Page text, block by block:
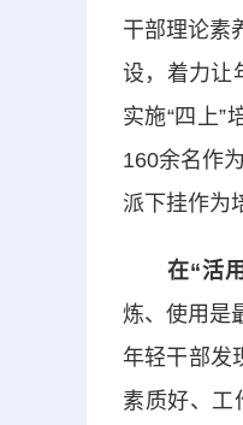
干部理论素
设，着力让
实施“四上”
160余名作
派下挂作为
在“活用
炼、使用是
年轻干部发
素质好、工